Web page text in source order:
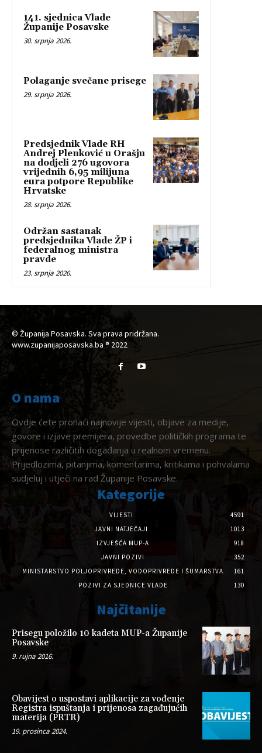
141. sjednica Vlade
Županije Posavske
30. srpnja 2026.
Polaganje svečane prisege
29. srpnja 2026.
Predsjednik Vlade RH
Andrej Plenković u Orašju
na dodjeli 276 ugovora
vrijednih 6,95 milijuna
eura potpore Republike
Hrvatske
28. srpnja 2026.
Održan sastanak
predsjednika Vlade ŽP i
federalnog ministra
pravde
23. srpnja 2026.
© Županija Posavska. Sva prava pridržana.
www.zupanijaposavska.ba ® 2022
O nama
Ovdje ćete pronaći najnovije vijesti, objave za medije,
govore i izjave premijera, provedbe političkih programa te
prijenose različitih događanja u realnom vremenu.
Prijedlozima, pitanjima, komentarima, kritikama i pohvalama
sudjeluj i utječi na rad Županije Posavske.
Kategorije
VIJESTI
4591
JAVNI NATJEČAJI
1013
IZVJEŠĆA MUP-A
918
JAVNI POZIVI
352
MINISTARSTVO POLJOPRIVREDE, VODOPRIVREDE I ŠUMARSTVA
161
POZIVI ZA SJEDNICE VLADE
130
Najčitanije
Prisegu položilo 10 kadeta MUP-a Županije
Posavske
9. rujna 2016.
Obavijest o uspostavi aplikacije za vođenje
Registra ispuštanja i prijenosa zagađujućih
materija (PRTR)
19. prosinca 2024.